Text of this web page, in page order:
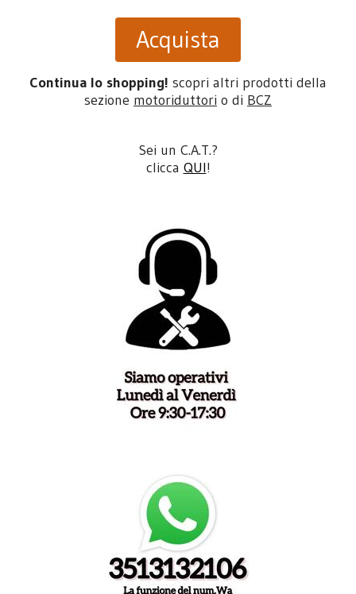
Acquista
Continua lo shopping! scopri altri prodotti della
sezione motoriduttori o di BCZ
Sei un C.A.T.?
clicca QUI!